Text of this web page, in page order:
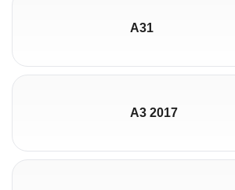
A31
A3 2017